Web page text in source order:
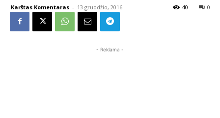
Karštas Komentaras - 13 gruodžio, 2016 0
40
- Reklama -